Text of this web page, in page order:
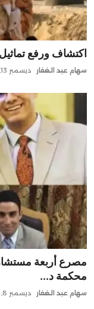
مقالات
معارض ومؤتمرات
Contact
اكتشاف ورفع
سهام عبد الغفار ديسمبر 13, 2025
مصرع أربعة
محكمة د...
سهام عبد الغفار ديسمبر 8, 2025